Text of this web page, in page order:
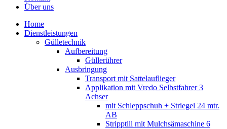
Über uns
Home
Dienstleistungen
Gülletechnik
Aufbereitung
Güllerührer
Ausbringung
Transport mit Sattelauflieger
Applikation mit Vredo Selbstfahrer 3
Achser
mit Schleppschuh + Striegel 24 mtr.
AB
Stripptill mit Mulchsämaschine 6